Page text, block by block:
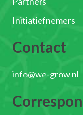
Initiatiefnemers
Contact
info@we-grow.nl